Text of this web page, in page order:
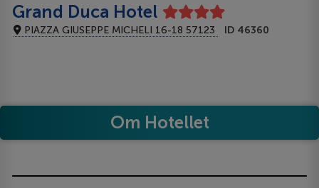
Grand Duca Hotel
PIAZZA GIUSEPPE MICHELI 16-18 57123 ID 46360
Om Hotellet